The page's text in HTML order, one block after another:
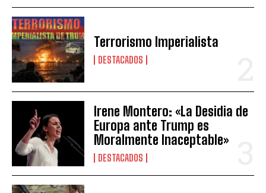
Terrorismo Imperialista
DESTACADOS
Irene Montero: «La Desidia de
Europa ante Trump es
Moralmente Inaceptable»
DESTACADOS